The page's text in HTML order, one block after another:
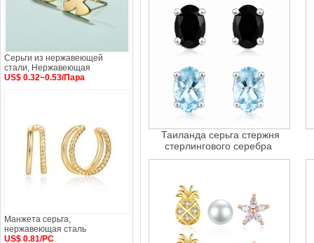
Таиланда серьга стержня
стерлингового серебра
Серьги из нержавеющей
стали, Нержавеющая
US$ 0.32~0.53/Пара
Манжета серьга,
нержавеющая сталь
US$ 0.81/PC